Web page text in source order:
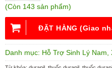
(Còn 143 sản phẩm)
ĐẶT HÀNG (Giao
Danh mục: Hỗ Trợ Sinh Lý Nam